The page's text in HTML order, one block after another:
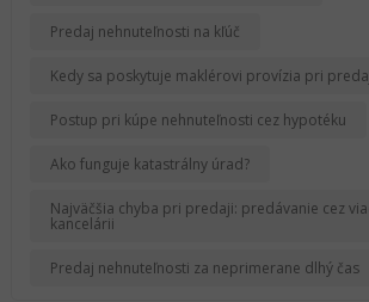
Predaj nehnuteľnosti na kľúč
Kedy sa poskytuje maklérovi provízia pri
Postup pri kúpe nehnuteľnosti cez hypotéku
Ako funguje katastrálny úrad?
Najväčšia chyba pri predaji: predávanie cez
kancelárii
Predaj nehnuteľnosti za neprimerane dlhý čas